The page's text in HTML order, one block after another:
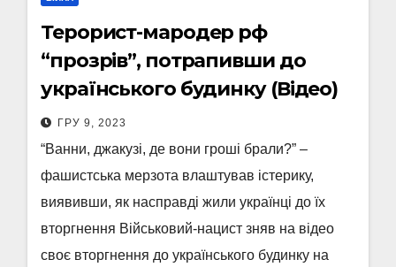
Терорист-мародер рф
“прозрів”, потрапивши до
українського будинку (Відео)
ГРУ 9, 2023
“Ванни, джакузі, де вони гроші брали?” –
фашистська мерзота влаштував істерику,
виявивши, як насправді жили українці до їх
вторгнення Військовий-нацист зняв на відео
своє вторгнення до українського будинку на